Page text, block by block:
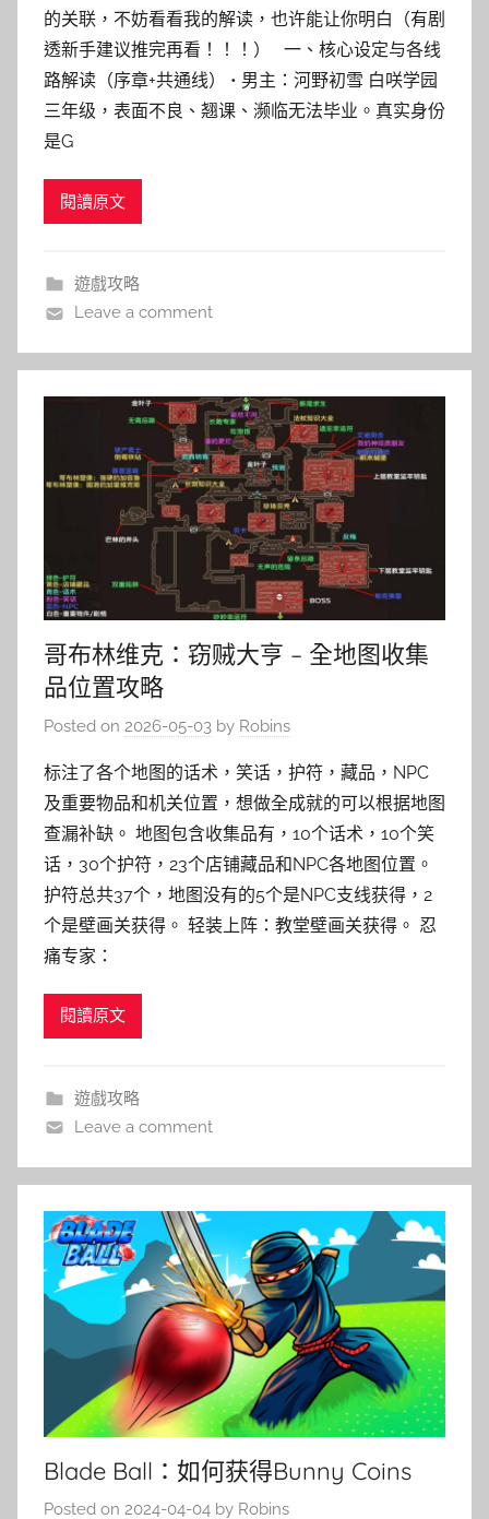
的关联，不妨看看我的解读，也许能让你明白（有剧
透新手建议推完再看！！！） 一、核心设定与各线
路解读（序章+共通线） • 男主：河野初雪 白咲学园
三年级，表面不良、翘课、濒临无法毕业。真实身份
是G
閱讀原文
遊戲攻略
Leave a comment
哥布林维克：窃贼大亨 – 全地图收集
品位置攻略
Posted on 2026-05-03 by Robins
标注了各个地图的话术，笑话，护符，藏品，NPC
及重要物品和机关位置，想做全成就的可以根据地图
查漏补缺。 地图包含收集品有，10个话术，10个笑
话，30个护符，23个店铺藏品和NPC各地图位置。
护符总共37个，地图没有的5个是NPC支线获得，2
个是壁画关获得。 轻装上阵：教堂壁画关获得。 忍
痛专家：
閱讀原文
遊戲攻略
Leave a comment
Blade Ball：如何获得Bunny Coins
Posted on 2024-04-04 by Robins